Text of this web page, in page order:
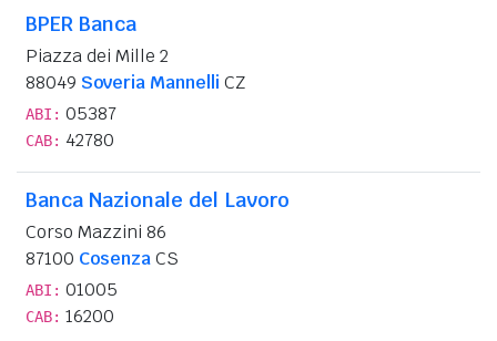
BPER Banca
Piazza dei Mille 2
88049 Soveria Mannelli CZ
ABI: 05387
CAB: 42780
Banca Nazionale del Lavoro
Corso Mazzini 86
87100 CosenzaCS
ABI: 01005
CAB: 16200